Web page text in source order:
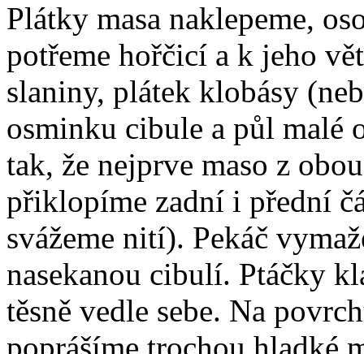
Plátky masa naklepeme,
potřeme hořčicí a k jeho
slaniny, plátek klobásy
osminku cibule a půl malé
tak, že nejprve maso z
přiklopíme zadní i přední
svážeme nití). Pekáč
nasekanou cibulí. Ptáčky
těsně vedle sebe. Na